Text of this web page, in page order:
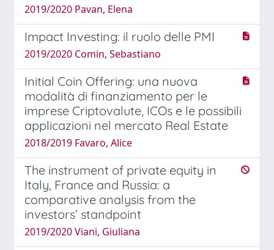
2019/2020 Pavan, Elena
Impact Investing: il ruolo delle PMI
2019/2020 Comin, Sebastiano
Initial Coin Offering: una nuova
modalità di finanziamento per le
imprese Criptovalute, ICOs e le possibili
applicazioni nel mercato Real Estate
2018/2019 Favaro, Alice
The instrument of private equity in
Italy, France and Russia: a
comparative analysis from the
investors’ standpoint
2019/2020 Viani, Giuliana